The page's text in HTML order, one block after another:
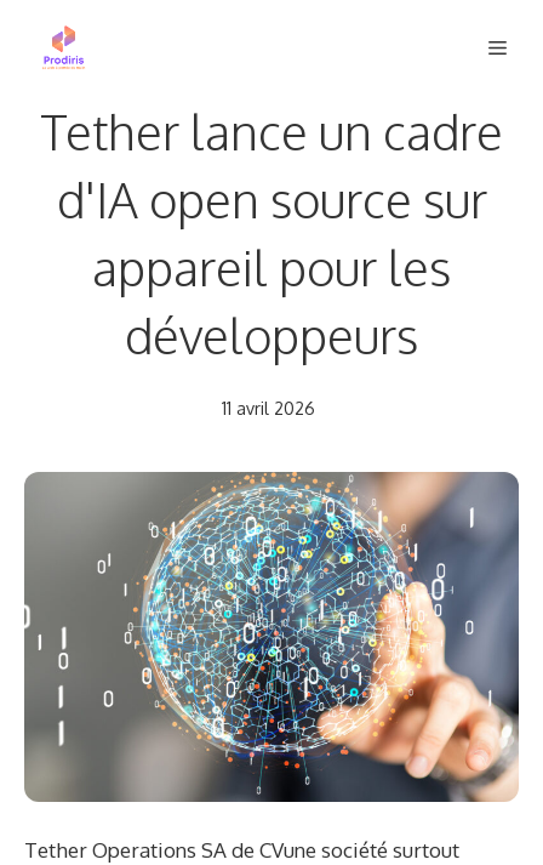
Tether lance un cadre
d'IA open source sur
appareil pour les
développeurs
11 avril 2026
Tether Operations SA de CVune société surtout